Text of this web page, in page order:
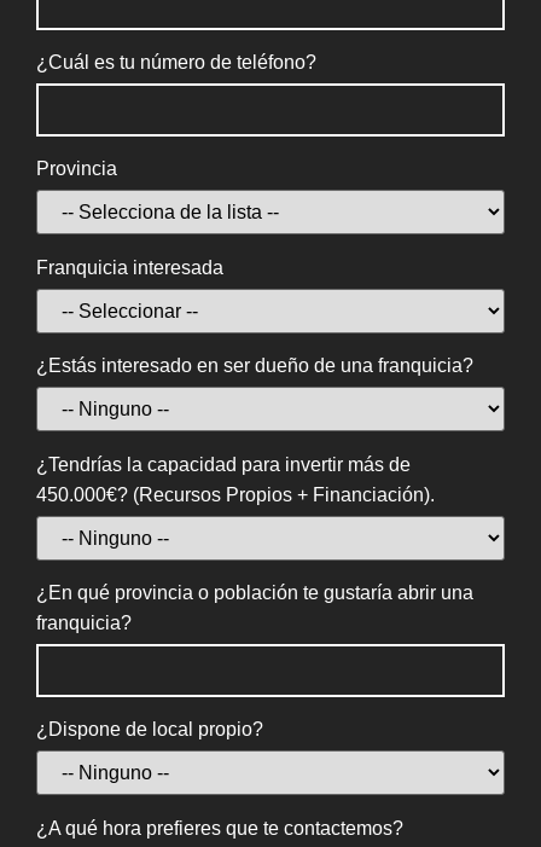
¿Cuál es tu número de teléfono?
Provincia
Franquicia interesada
¿Estás interesado en ser dueño de una franquicia?
¿Tendrías la capacidad para invertir más de
450.000€? (Recursos Propios + Financiación).
¿En qué provincia o población te gustaría abrir una
franquicia?
¿Dispone de local propio?
¿A qué hora prefieres que te contactemos?